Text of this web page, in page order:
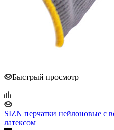
Быстрый просмотр
SIZN перчатки нейлоновые с
латексом